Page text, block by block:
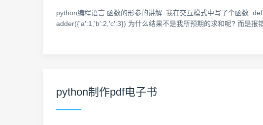
python编程语言 函数的形参的讲解: 我在交互模式中写了个函数:
adder({'a':1,'b':2,'c':3}) 为什么结果不是我所预期的求和呢? 而是
python制作pdf电子书